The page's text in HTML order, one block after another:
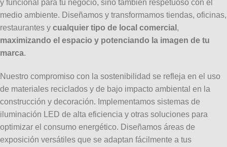
y funcional para tu negocio, sino también respetuoso con el
medio ambiente. Diseñamos y transformamos tiendas, oficinas,
restaurantes y cualquier tipo de local comercial ,
maximizando el espacio y potenciando la imagen de tu
marca.
Nuestro compromiso con la sostenibilidad se refleja en el uso
de materiales reciclados y de bajo impacto ambiental en la
construcción y decoración. Implementamos sistemas de
iluminación LED de alta eficiencia y otras soluciones para
optimizar el consumo energético. Diseñamos áreas de
exposición versátiles que se adaptan fácilmente a tus